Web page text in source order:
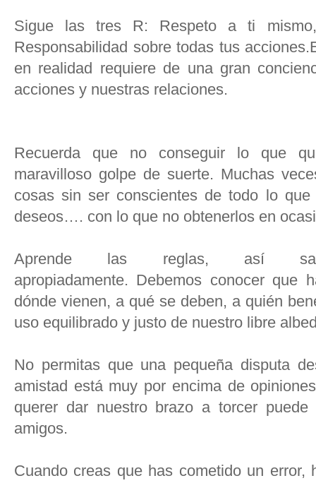
Sigue las tres R: Respeto a ti
Responsabilidad sobre todas tus
en realidad requiere de una gran
acciones y nuestras relaciones.
Recuerda que no conseguir lo que
maravilloso golpe de suerte. Muchas
cosas sin ser conscientes de todo lo que
deseos…. con lo que no obtenerlos en
Aprende las reglas, así
apropiadamente. Debemos conocer que
dónde vienen, a qué se deben, a quién
uso equilibrado y justo de nuestro libre
No permitas que una pequeña disputa
amistad está muy por encima de
querer dar nuestro brazo a torcer
amigos.
Cuando creas que has cometido un error,